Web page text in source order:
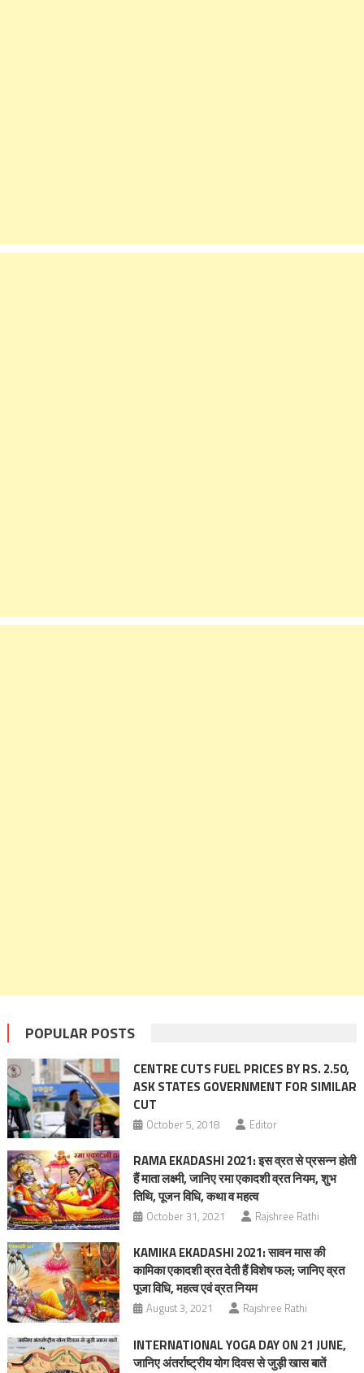
POPULAR POSTS
CENTRE CUTS FUEL PRICES BY RS. 2.50,
ASK STATES GOVERNMENT FOR SIMILAR
CUT
October 5, 2018 Editor
RAMA EKADASHI 2021: इस व्रत से प्रसन्न होती
हैं माता लक्ष्मी, जानिए रमा एकादशी व्रत नियम, शुभ
तिथि, पूजन विधि, कथा व महत्‍व
October 31, 2021 Rajshree Rathi
KAMIKA EKADASHI 2021: सावन मास की
कामिका एकादशी व्रत देती हैं विशेष फल; जानिए व्रत
पूजा विधि, महत्‍व एवं व्रत नियम
August 3, 2021 Rajshree Rathi
INTERNATIONAL YOGA DAY ON 21 JUNE,
जानिए अंतर्राष्ट्रीय योग दिवस से जुड़ी खास बातें